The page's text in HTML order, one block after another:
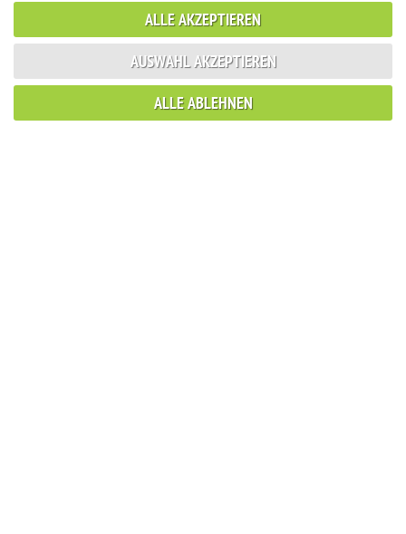
SPORTAUSPUFFSTORE
Leistung
ALLE AKZEPTIEREN
ALLE ABLEHNEN
AUSWAHL AKZEPTIEREN